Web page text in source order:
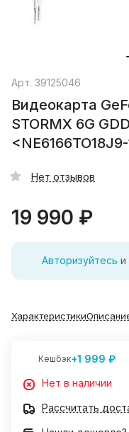
Арт. 39125046
Видеокарта
STORMX 6G
<NE6166TO18J9-
Нет отзывов
19 990 ₽
Авторизуйтесь и
Характеристики
Кешбэк+1 999 ₽
Нет в наличии
Рассчитать